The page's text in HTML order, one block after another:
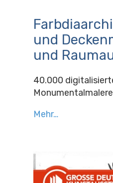
und
und
40.000
Mehr…